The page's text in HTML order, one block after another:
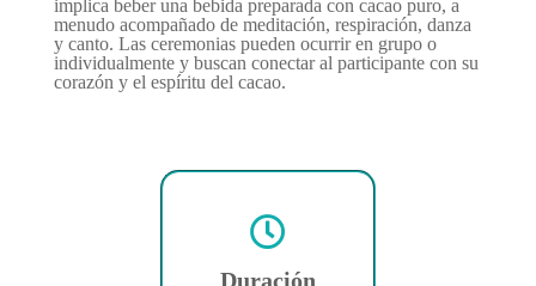
implica beber una bebida preparada con cacao puro, a
menudo acompañado de meditación, respiración, danza
y canto. Las ceremonias pueden ocurrir en grupo o
individualmente y buscan conectar al participante con su
corazón y el espíritu del cacao.
Duración